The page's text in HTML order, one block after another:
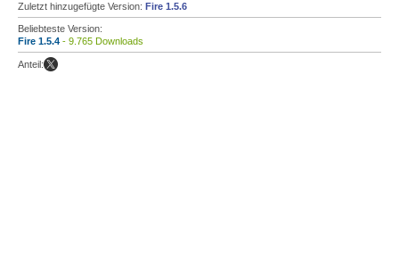
Zuletzt hinzugefügte Version: Fire 1.5.6
Beliebteste Version:
Fire 1.5.4 - 9.765 Downloads
Anteil: